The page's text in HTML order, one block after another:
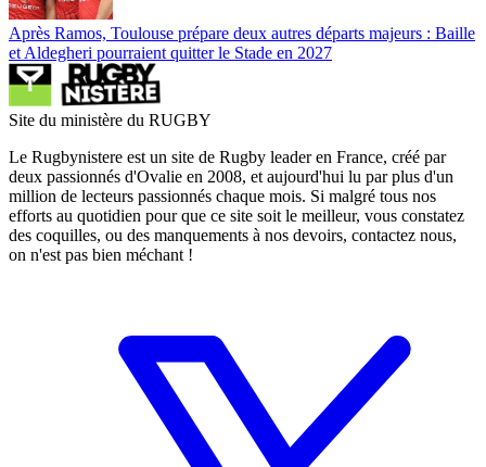
Après Ramos, Toulouse prépare deux autres départs majeurs : Baille
et Aldegheri pourraient quitter le Stade en 2027
Site du ministère du RUGBY
Le Rugbynistere est un site de Rugby leader en France, créé par
deux passionnés d'Ovalie en 2008, et aujourd'hui lu par plus d'un
million de lecteurs passionnés chaque mois. Si malgré tous nos
efforts au quotidien pour que ce site soit le meilleur, vous constatez
des coquilles, ou des manquements à nos devoirs, contactez nous,
on n'est pas bien méchant !